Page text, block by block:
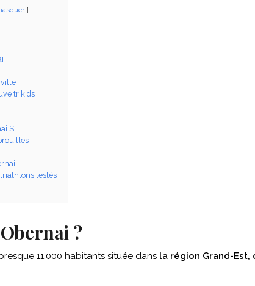
ville
trikids
S
testés
?
11.000 habitants située dans la région Grand-